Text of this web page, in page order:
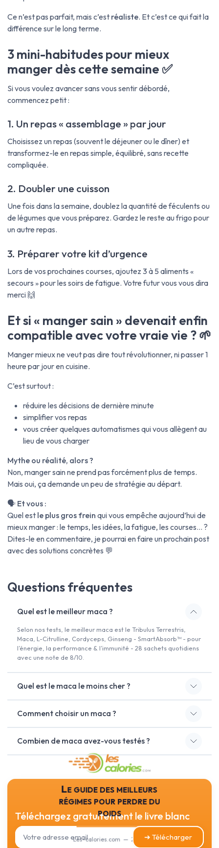
Ce n’est pas parfait, mais c’est réaliste. Et c’est ce qui fait la
différence sur le long terme.
3 mini-habitudes pour mieux
manger dès cette semaine ✅
Si vous voulez avancer sans vous sentir débordé,
commencez petit :
1. Un repas « assemblage » par jour
Choisissez un repas (souvent le déjeuner ou le dîner) et
transformez-le en repas simple, équilibré, sans recette
compliquée.
2. Doubler une cuisson
Une fois dans la semaine, doublez la quantité de féculents ou
de légumes que vous préparez. Gardez le reste au frigo pour
un autre repas.
3. Préparer votre kit d’urgence
Lors de vos prochaines courses, ajoutez 3 à 5 aliments «
secours » pour les soirs de fatigue. Votre futur vous vous dira
merci 🙌
Et si « manger sain » devenait enfin
compatible avec votre vraie vie ? 🌱
Manger mieux ne veut pas dire tout révolutionner, ni passer 1
heure par jour en cuisine.
C’est surtout :
réduire les décisions de dernière minute
simplifier vos repas
vous créer quelques automatismes qui vous allègent au
lieu de vous charger
Mythe ou réalité, alors ?
Non, manger sain ne prend pas forcément plus de temps.
Mais oui, ça demande un peu de stratégie au départ.
🗣️ Et vous :
Quel est le plus gros frein qui vous empêche aujourd’hui de
mieux manger : le temps, les idées, la fatigue, les courses… ?
Dites-le en commentaire, je pourrai en faire un prochain post
avec des solutions concrètes 💬
Questions fréquentes
Quel est le meilleur maca ?
Selon nos tests, le meilleur maca est le Tribulus Terrestris,
Maca, L-Citrulline, Cordyceps, Ginseng - SmartAbsorb™ - pour
l’énergie, la performance & l’immunité - 28 sachets quotidiens
avec une note de 8/10.
Quel est le maca le moins cher ?
Comment choisir un maca ?
Combien de maca avez-vous testés ?
Le guide des meilleurs
régimes pour perdre du
poids
Les-calories.com — 2026
Téléchargez gratuitement le livre blanc
➔ Télécharger